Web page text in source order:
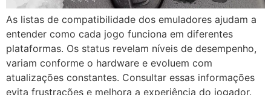
As listas de compatibilidade dos emuladores ajudam a
entender como cada jogo funciona em diferentes
plataformas. Os status revelam níveis de desempenho,
variam conforme o hardware e evoluem com
atualizações constantes. Consultar essas informações
evita frustrações e melhora a experiência do jogador.